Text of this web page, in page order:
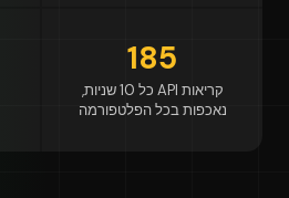
185
קריאות API כל 10 שניות,
נאכפות בכל הפלטפורמה